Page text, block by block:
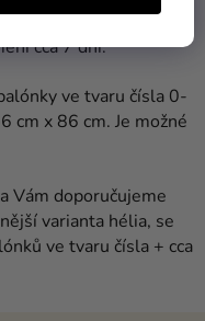
tím,žeVám budelétat
cca7dní.
ve tvaru čísla 0-
cm x 86 cm. Je možné
Vám doporučujeme
varianta hélia, se
ve tvaru čísla + cca